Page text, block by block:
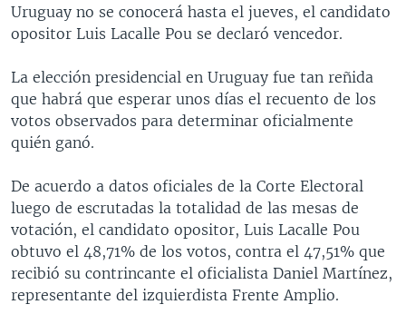
EL MUNDO AL DÍA [RADIO]
FORO [RADIO]
DEPORTIVO INTERNACIONAL
NOTA ECONÓMICA
ENTRETENIMIENTO
SÍGANOS
Idiomas
Uruguay no se conocerá hasta el jueves, el candidato
opositor Luis Lacalle Pou se declaró vencedor.
La elección presidencial en Uruguay fue tan reñida
que habrá que esperar unos días el recuento de los
votos observados para determinar oficialmente
quién ganó.
De acuerdo a datos oficiales de la Corte Electoral
luego de escrutadas la totalidad de las mesas de
votación, el candidato opositor, Luis Lacalle Pou
obtuvo el 48,71% de los votos, contra el 47,51% que
recibió su contrincante el oficialista Daniel Martínez,
representante del izquierdista Frente Amplio.